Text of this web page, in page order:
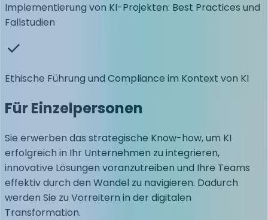
Implementierung von KI-Projekten: Best Practices und
Fallstudien
Ethische Führung und Compliance im Kontext von KI
Für Einzelpersonen
Sie erwerben das strategische Know-how, um KI
erfolgreich in Ihr Unternehmen zu integrieren,
innovative Lösungen voranzutreiben und Ihre Teams
effektiv durch den Wandel zu navigieren. Dadurch
werden Sie zu Vorreitern in der digitalen
Transformation.